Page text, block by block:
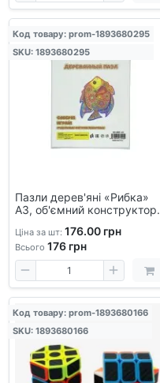
Пазли дерев'яні «Рибка»
А3, об'ємний конструктор,
дорослих, розвивальний
набір
Код товару: prom-1893680295
SKU: 1893680295
Ціна за шт: 176.00 грн
Всього 176грн
Код товару: prom-1893680166
SKU: 1893680166